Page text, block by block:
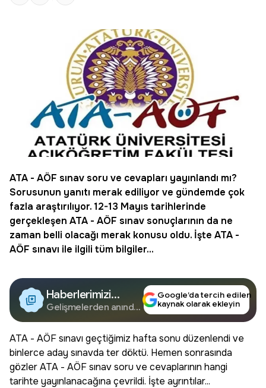
ATA - AÖF sınav soru ve cevapları yayınlandı mı?
Sorusunun yanıtı merak ediliyor ve gündemde çok
fazla araştırılıyor. 12-13 Mayıs tarihlerinde
gerçekleşen ATA - AÖF sınav sonuçlarının da ne
zaman belli olacağı merak konusu oldu. İşte ATA -
AÖF sınavı ile ilgili tüm bilgiler...
Haberlerimizi
Google'da Takip
Edin
Gelişmelerden anında
Google’da tercih edilen
kaynak olarak ekleyin
ATA - AÖF sınavı geçtiğimiz hafta sonu düzenlendi ve
binlerce aday sınavda ter döktü. Hemen sonrasında
gözler ATA - AÖF sınav soru ve cevaplarının hangi
tarihte yayınlanacağına çevrildi. İşte ayrıntılar...